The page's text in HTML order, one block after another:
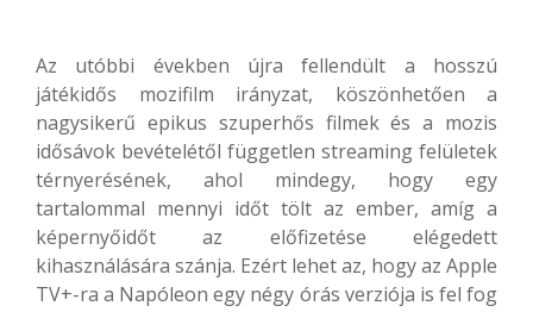
Az utóbbi években újra fellendült a hosszú
játékidős mozifilm irányzat, köszönhetően a
nagysikerű epikus szuperhős filmek és a mozis
idősávok bevételétől független streaming felületek
térnyerésének, ahol mindegy, hogy egy
tartalommal mennyi időt tölt az ember, amíg a
képernyőidőt az előfizetése elégedett
kihasználására szánja. Ezért lehet az, hogy az Apple
TV+-ra a Napóleon egy négy órás verziója is fel fog